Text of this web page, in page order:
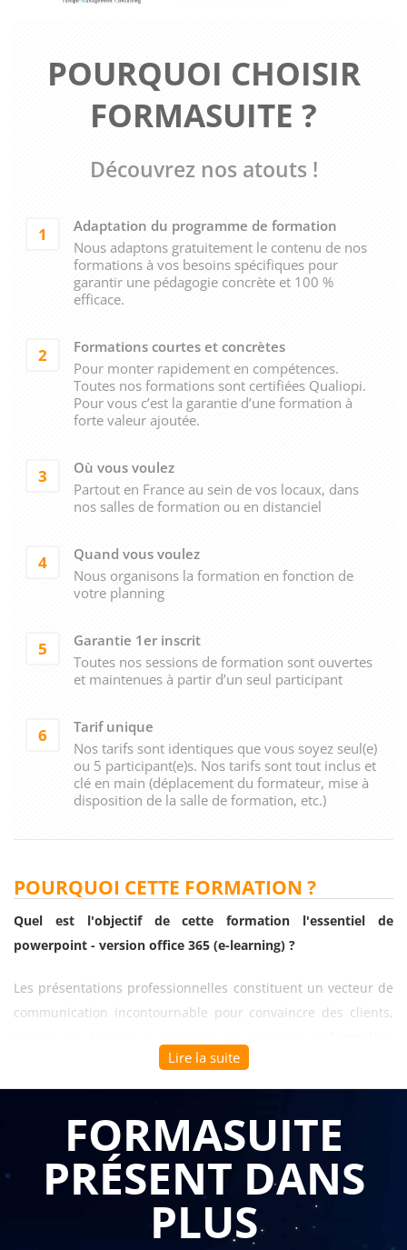
POURQUOI CHOISIR
FORMASUITE ?
Découvrez nos atouts !
1
Adaptation du programme de formation
Nous adaptons gratuitement le contenu de nos
formations à vos besoins spécifiques pour
garantir une pédagogie concrète et 100 %
efficace.
2
Formations courtes et concrètes
Pour monter rapidement en compétences.
Toutes nos formations sont certifiées Qualiopi.
Pour vous c’est la garantie d’une formation à
forte valeur ajoutée.
3
Où vous voulez
Partout en France au sein de vos locaux, dans
nos salles de formation ou en distanciel
4
Quand vous voulez
Nous organisons la formation en fonction de
votre planning
5
Garantie 1er inscrit
Toutes nos sessions de formation sont ouvertes
et maintenues à partir d’un seul participant
6
Tarif unique
Nos tarifs sont identiques que vous soyez seul(e)
ou 5 participant(e)s. Nos tarifs sont tout inclus et
clé en main (déplacement du formateur, mise à
disposition de la salle de formation, etc.)
POURQUOI CETTE FORMATION ?
Quel est l'objectif de cette formation l'essentiel de
powerpoint - version office 365 (e-learning) ?
Les présentations professionnelles constituent un vecteur de
communication incontournable pour convaincre des clients,
l'essentiel de powerpoint - version office 365 (e-learning)
permet aux collaborateurs de maîtriser les fonctions
visuels percutants et professionnels. Cette montée en
compétences en distanciel offre la flexibilité nécessaire pour
apprendre à son rythme, tout en développant rapidement les
réflexes indispensables à la création de présentations
Lire la suite
FORMASUITE
PRÉSENT DANS
PLUS